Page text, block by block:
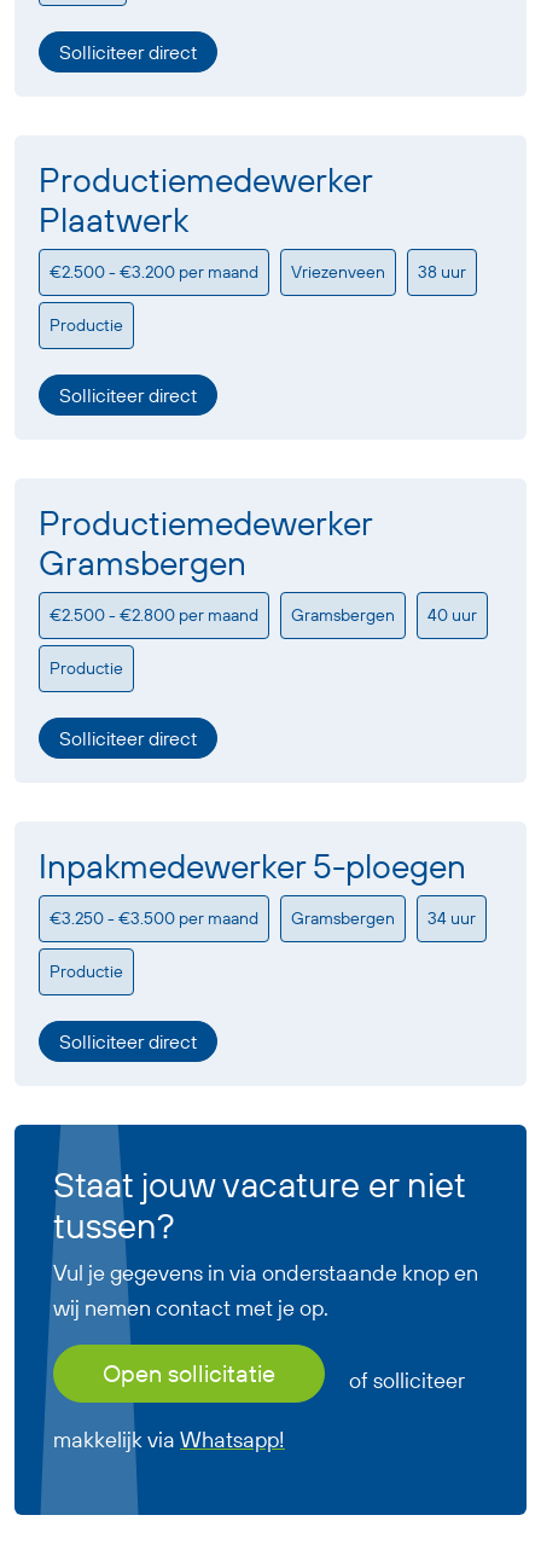
Solliciteer direct
Productiemedewerker
Plaatwerk
€2.500 - €3.200 per maand Vriezenveen 38 uur
Productie
Solliciteer direct
Productiemedewerker
Gramsbergen
€2.500 - €2.800 per maand Gramsbergen 40 uur
Productie
Solliciteer direct
Inpakmedewerker 5-ploegen
€3.250 - €3.500 per maand Gramsbergen 34 uur
Productie
Solliciteer direct
Staat jouw vacature er niet
tussen?
Vul je gegevens in via onderstaande knop en
wij nemen contact met je op.
Open sollicitatie of solliciteer
makkelijk via Whatsapp!